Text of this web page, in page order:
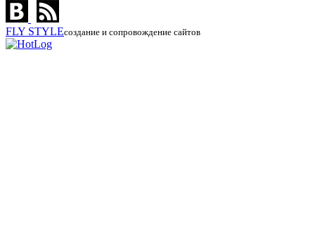
FLY STYLEсоздание и сопровождение сайтов